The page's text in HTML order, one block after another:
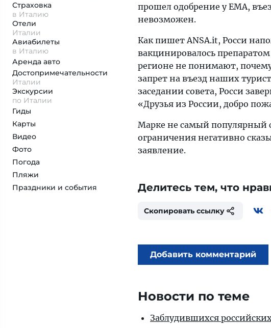
Страховка
в Италию
Отели
Италии
Авиабилеты
в Италию
Аренда авто
Достопримеча­тельности
Италии
Экскурсии
по Италии
Гиды
Карты
Видео
Фото
Погода
Пляжи
Праздники и события
прошел одобрение у EMA,
невозможен.
Как пишет ANSA.it, Росси
вакцинировалось
регионе не понимают,
запрет на въезд наших
заседании совета, Росси
«Друзья из России, добро
Марке не самый популярный
ограничения негативно
заявление.
Делитесь тем, что
Скопировать ссылку
Добавить комментарий
Новости по теме
Заблудившихся